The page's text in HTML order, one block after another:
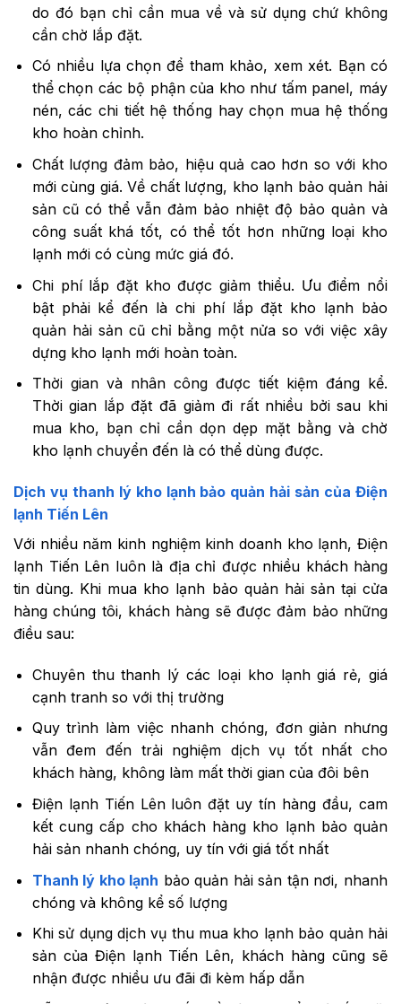
do đó bạn chỉ cần mua về và sử dụng chứ không
cần chờ lắp đặt.
Có nhiều lựa chọn để tham khảo, xem xét. Bạn có
thể chọn các bộ phận của kho như tấm panel, máy
nén, các chi tiết hệ thống hay chọn mua hệ thống
kho hoàn chỉnh.
Chất lượng đảm bảo, hiệu quả cao hơn so với kho
mới cùng giá. Về chất lượng, kho lạnh bảo quản hải
sản cũ có thể vẫn đảm bảo nhiệt độ bảo quản và
công suất khá tốt, có thể tốt hơn những loại kho
lạnh mới có cùng mức giá đó.
Chi phí lắp đặt kho được giảm thiểu. Ưu điểm nổi
bật phải kể đến là chi phí lắp đặt kho lạnh bảo
quản hải sản cũ chỉ bằng một nửa so với việc xây
dựng kho lạnh mới hoàn toàn.
Thời gian và nhân công được tiết kiệm đáng kể.
Thời gian lắp đặt đã giảm đi rất nhiều bởi sau khi
mua kho, bạn chỉ cần dọn dẹp mặt bằng và chờ
kho lạnh chuyển đến là có thể dùng được.
Dịch vụ thanh lý kho lạnh bảo quản hải sản của Điện
lạnh Tiến Lên
Với nhiều năm kinh nghiệm kinh doanh kho lạnh, Điện
lạnh Tiến Lên luôn là địa chỉ được nhiều khách hàng
tin dùng. Khi mua kho lạnh bảo quản hải sản tại cửa
hàng chúng tôi, khách hàng sẽ được đảm bảo những
điều sau:
Chuyên thu thanh lý các loại kho lạnh giá rẻ, giá
cạnh tranh so với thị trường
Quy trình làm việc nhanh chóng, đơn giản nhưng
vẫn đem đến trải nghiệm dịch vụ tốt nhất cho
khách hàng, không làm mất thời gian của đôi bên
Điện lạnh Tiến Lên luôn đặt uy tín hàng đầu, cam
kết cung cấp cho khách hàng kho lạnh bảo quản
hải sản nhanh chóng, uy tín với giá tốt nhất
Thanh lý kho lạnh bảo quản hải sản tận nơi, nhanh
chóng và không kể số lượng
Khi sử dụng dịch vụ thu mua kho lạnh bảo quản hải
sản của Điện lạnh Tiến Lên, khách hàng cũng sẽ
nhận được nhiều ưu đãi đi kèm hấp dẫn